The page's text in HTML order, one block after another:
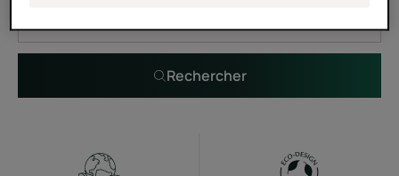
Rechercher